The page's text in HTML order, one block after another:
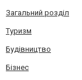
Загальний розділ
Туризм
Будівництво
Бізнес